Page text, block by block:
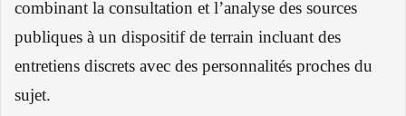
combinant la consultation et l’analyse des sources
publiques à un dispositif de terrain incluant des
entretiens discrets avec des personnalités proches du
sujet.